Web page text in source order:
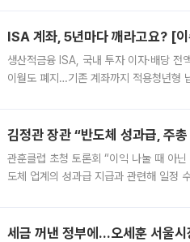
ISA 계좌, 5년마다 깨라고요? [
생산적금융 ISA, 국내 투자 이자·배당
이월도 폐지…기존 계좌까지 적용청년형
김정관 장관 “반도체 성과급, 주
관훈클럽 초청 토론회 “이익 나눌 때 아
도체 업계의 성과급 지급과 관련해 일정
세금 꺼낸 정부에…오세훈 서울